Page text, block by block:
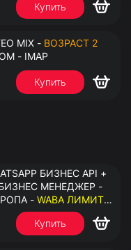
Купить
MIX - ВОЗРАСТ 2
- IMAP
Купить
БИЗНЕС API +
МЕНЕДЖЕР -
- WABA ЛИМИТ
ПРИВЯЗКЕ ДО 20
Купить